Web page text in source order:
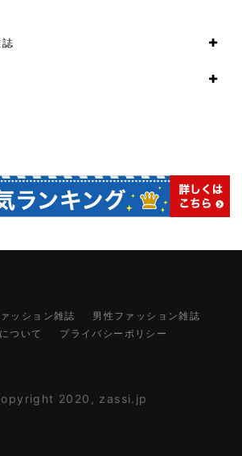
ッション雑誌
男性ファッション雑誌
ついて
プライバシーポリシー
2020, zassi.jp